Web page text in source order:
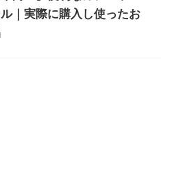
ル｜実際に購入し使ったお